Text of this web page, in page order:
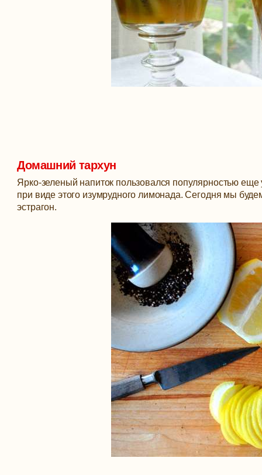
Домашний тархун
Ярко-зеленый напиток пользовался популярностью
при виде этого изумрудного лимонада. Сегодня мы
эстрагон.